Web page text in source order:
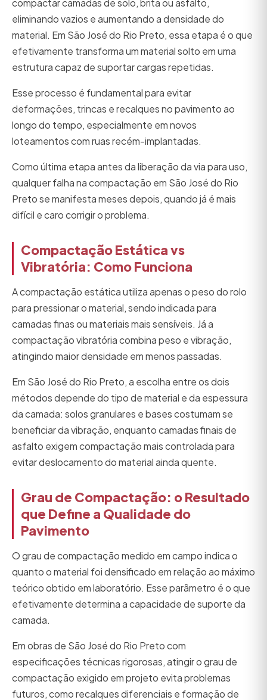
compactar camadas de solo, brita ou asfalto,
eliminando vazios e aumentando a densidade do
material. Em São José do Rio Preto, essa etapa é o que
efetivamente transforma um material solto em uma
estrutura capaz de suportar cargas repetidas.
Esse processo é fundamental para evitar
deformações, trincas e recalques no pavimento ao
longo do tempo, especialmente em novos
loteamentos com ruas recém-implantadas.
Como última etapa antes da liberação da via para uso,
qualquer falha na compactação em São José do Rio
Preto se manifesta meses depois, quando já é mais
difícil e caro corrigir o problema.
Compactação Estática vs
Vibratória: Como Funciona
A compactação estática utiliza apenas o peso do rolo
para pressionar o material, sendo indicada para
camadas finas ou materiais mais sensíveis. Já a
compactação vibratória combina peso e vibração,
atingindo maior densidade em menos passadas.
Em São José do Rio Preto, a escolha entre os dois
métodos depende do tipo de material e da espessura
da camada: solos granulares e bases costumam se
beneficiar da vibração, enquanto camadas finais de
asfalto exigem compactação mais controlada para
evitar deslocamento do material ainda quente.
Grau de Compactação: o Resultado
que Define a Qualidade do
Pavimento
O grau de compactação medido em campo indica o
quanto o material foi densificado em relação ao máximo
teórico obtido em laboratório. Esse parâmetro é o que
efetivamente determina a capacidade de suporte da
camada.
Em obras de São José do Rio Preto com
especificações técnicas rigorosas, atingir o grau de
compactação exigido em projeto evita problemas
futuros, como recalques diferenciais e formação de